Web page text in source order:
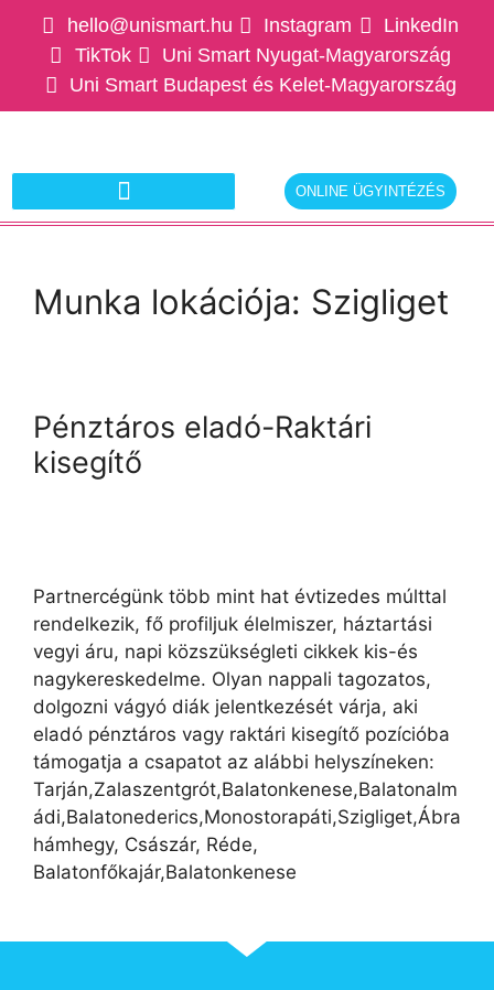
hello@unismart.hu Instagram
LinkedIn
TikTok
Uni Smart Nyugat-Magyarország
Uni Smart Budapest és Kelet-Magyarország
ONLINE ÜGYINTÉZÉS
Munka lokációja: Szigliget
Pénztáros eladó-Raktári
kisegítő
Partnercégünk több mint hat évtizedes múlttal
rendelkezik, fő profiljuk élelmiszer, háztartási
vegyi áru, napi közszükségleti cikkek kis-és
nagykereskedelme. Olyan nappali tagozatos,
dolgozni vágyó diák jelentkezését várja, aki
eladó pénztáros vagy raktári kisegítő pozícióba
támogatja a csapatot az alábbi helyszíneken:
Tarján,Zalaszentgrót,Balatonkenese,Balatonalm
ádi,Balatonederics,Monostorapáti,Szigliget,Ábra
hámhegy, Császár, Réde,
Balatonfőkajár,Balatonkenese